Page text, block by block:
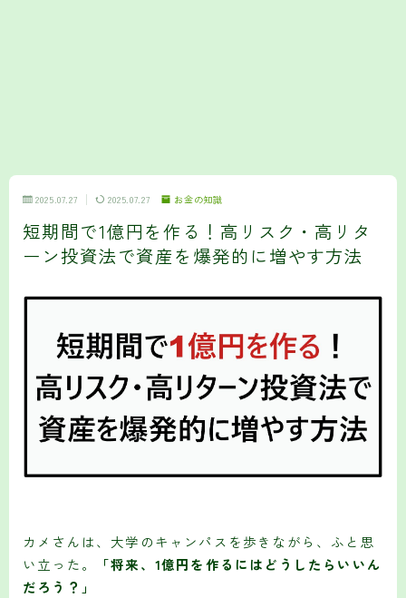
2025.07.27 2025.07.27 お金の知識
短期間で1億円を作る！高リスク・高リタ
ーン投資法で資産を爆発的に増やす方法
カメさんは、大学のキャンパスを歩きながら、ふと思
い立った。
「将来、1億円を作るにはどうしたらいいん
だろう？」